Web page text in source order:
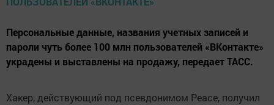
Персональные данные, названия учетных записей и
пароли чуть более 100 млн пользователей «ВКонтакте»
украдены и выставлены на продажу, передает ТАСС.
Хакер, действующий под псевдонимом Peace, получил